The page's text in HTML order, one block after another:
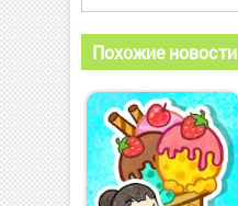
Похожие новости